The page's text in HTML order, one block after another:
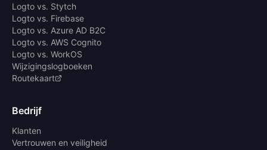
Logto vs. Stytch
Logto vs. Firebase
Logto vs. Azure AD B2C
Logto vs. AWS Cognito
Logto vs. WorkOS
Wijzigingslogboeken
Routekaart
Bedrijf
Klanten
Vertrouwen en veiligheid